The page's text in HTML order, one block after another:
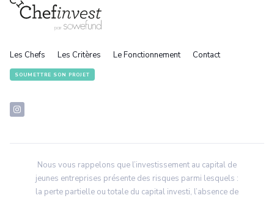
Les Chefs Les Critères Le Fonctionnement Contact
SOUMETTRE SON PROJET
Nous vous rappelons que l’investissement au capital de
jeunes entreprises présente des risques parmi lesquels :
la perte partielle ou totale du capital investi, l’absence de